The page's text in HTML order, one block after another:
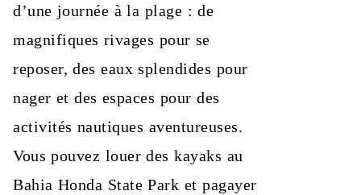
d’une journée à la plage : de
magnifiques rivages pour se
reposer, des eaux splendides pour
nager et des espaces pour des
activités nautiques aventureuses.
Vous pouvez louer des kayaks au
Bahia Honda State Park et pagayer